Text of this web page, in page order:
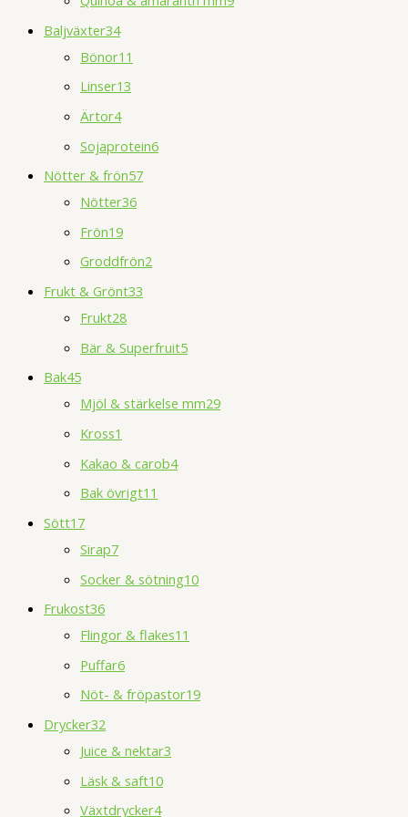
Baljväxter34
Bönor11
Linser13
Ärtor4
Sojaprotein6
Nötter & frön57
Nötter36
Frön19
Groddfrön2
Frukt & Grönt33
Frukt28
Bär & Superfruit5
Bak45
Mjöl & stärkelse mm29
Kross1
Kakao & carob4
Bak övrigt11
Sött17
Sirap7
Socker & sötning10
Frukost36
Flingor & flakes11
Puffar6
Nöt- & fröpastor19
Drycker32
Juice & nektar3
Läsk & saft10
Växtdrycker4